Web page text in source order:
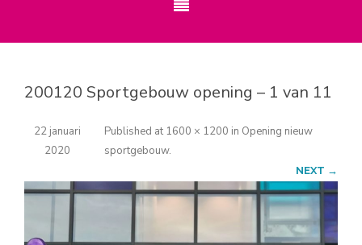
200120 Sportgebouw opening – 1 van 11
Published
22 januari
2020
at 1600 × 1200 in Opening nieuw
sportgebouw.
NEXT →